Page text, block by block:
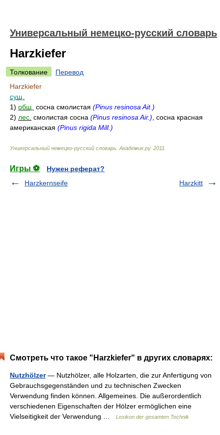
Универсальный немецко-русский словарь
Harzkiefer
Толкование
Перевод
Harzkiefer
сущ.
1) общ. сосна смолистая (Pinus resinosa Ait.)
2) лес. смолистая сосна (Pinus resinosa Air.) , сосна красная
американская (Pinus rigida Mill.)
Универсальный немецко-русский словарь Академик.ру. 2011
Игры ⚽
Нужен реферат?
Harzkernseife
Harzkitt
Смотреть что такое "Harzkiefer" в других словарях:
Nutzhölzer— Nutzhölzer, alle Holzarten, die zur Anfertigung von
Gebrauchsgegenständen und zu technischen Zwecken
Verwendung finden können. Allgemeines. Die außerordentlich
verschiedenen Eigenschaften der Hölzer ermöglichen eine
Vielseitigkeit der Verwendung …
Lexikon der gesamten Technik